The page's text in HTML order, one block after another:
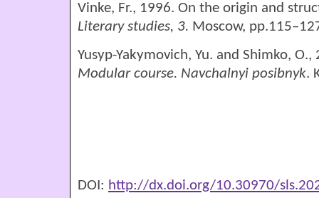
Vinke, Fr., 1996. On the origin and
Literary studies, 3. Moscow,
Yusyp-Yakymovich, Yu. and Shimko,
Modular course. Navchalnyi posibnyk.
DOI: http://dx.doi.org/10.30970/